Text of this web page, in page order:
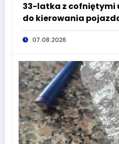
33-latka z cofniętymi
do kierowania
wyeliminowana z
07.08.2026